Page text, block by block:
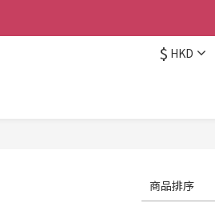
$ HKD
商品排序